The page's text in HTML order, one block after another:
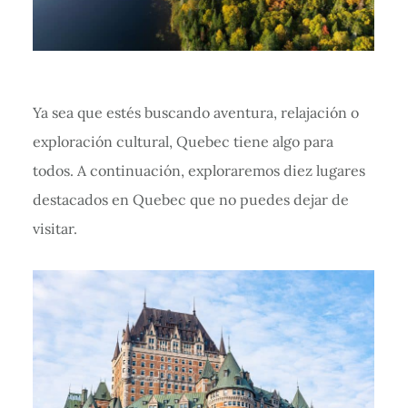
Ya sea que estés buscando aventura, relajación o
exploración cultural, Quebec tiene algo para
todos. A continuación, exploraremos diez lugares
destacados en Quebec que no puedes dejar de
visitar.